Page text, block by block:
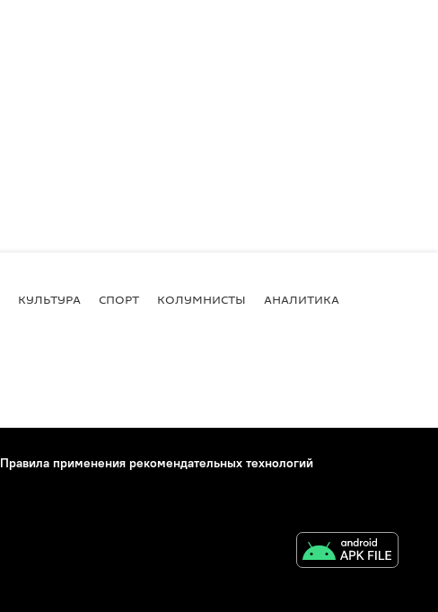
КУЛЬТУРА СПОРТ КОЛУМНИСТЫ АНАЛИТИКА
Правила применения рекомендательных технологий